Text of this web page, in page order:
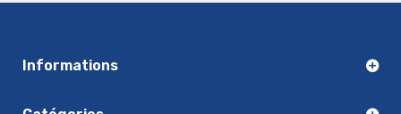
Informations